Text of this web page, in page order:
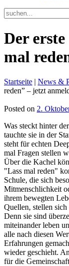
Search
for:
Der
mal
Startseite | News &
reden” – jetzt
Posted on 2.
Was steckt hinter
tauchte sie in der
steht für echten
mal Fragen stellen
Über die Kachel
"Lass mal reden"
Schule, die sich
Mitmenschlichkeit
ihrem bewegten
Quellen, stellen
Denn sie sind
miteinander leben
alle nach diesen
Erfahrungen
wieder geschieht.
für die